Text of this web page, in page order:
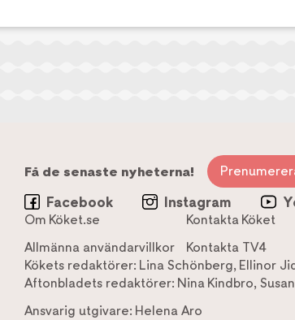
Få de senaste nyheterna!
Facebook Instagram
Om Köket.se Kontakta Köket
Allmänna användarvillkor
Kontakta TV4
Kökets redaktörer: Lina Schönberg, Ellinor
Aftonbladets redaktörer: Nina Kindbro,
Ansvarig utgivare: Helena Aro